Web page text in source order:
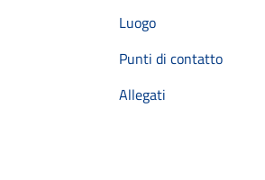
Luogo
Punti di contatto
Allegati